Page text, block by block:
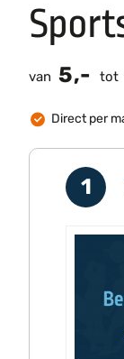
van 5,- tot
Direct per